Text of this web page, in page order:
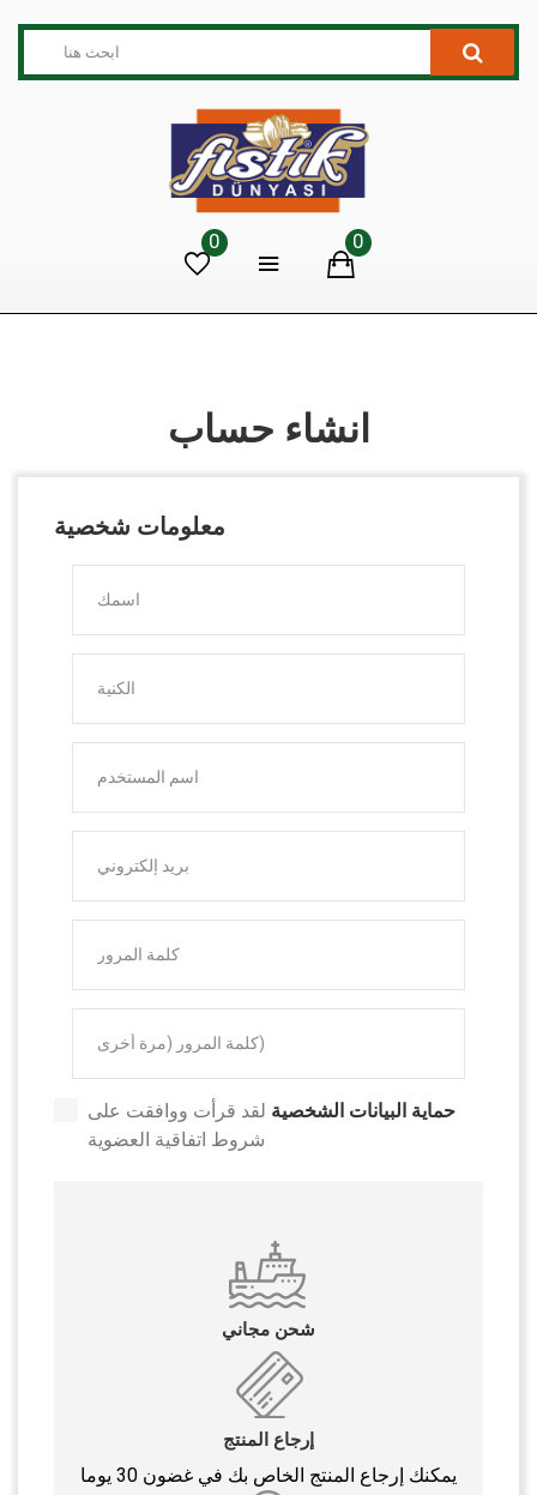
0 0
انشاء حساب
معلومات شخصية
حماية البيانات الشخصية لقد قرأت ووافقت على
شروط اتفاقية العضوية
شحن مجاني
إرجاع المنتج
يمكنك إرجاع المنتج الخاص بك في غضون 30 يوما